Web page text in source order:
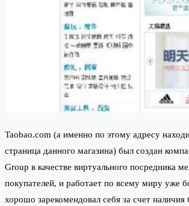
Taobao.com (а именно по этому адресу
страница данного магазина) был создан
Group в качестве виртуального посредника
покупателей, и работает по всему миру уже
хорошо зарекомендовал себя за счет наличия